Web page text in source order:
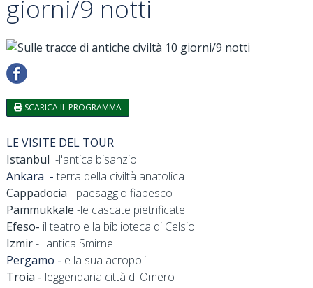
giorni/9 notti
SCARICA IL PROGRAMMA
LE VISITE DEL TOUR
Istanbul -l'antica bisanzio
Ankara - terra della civiltà anatolica
Cappadocia -paesaggio fiabesco
Pammukkale -le cascate pietrificate
Efeso- il teatro e la biblioteca di Celsio
Izmir- l'antica Smirne
Pergamo - e la sua acropoli
Troia - leggendaria città di Omero